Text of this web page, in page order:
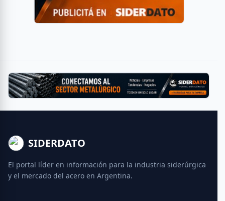
SIDERDATO
El portal líder en información para la industria siderúrgica
y el mercado del acero en Argentina.